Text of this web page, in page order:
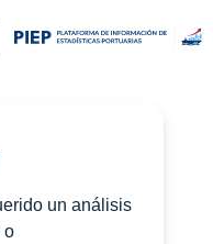
un análisis
o